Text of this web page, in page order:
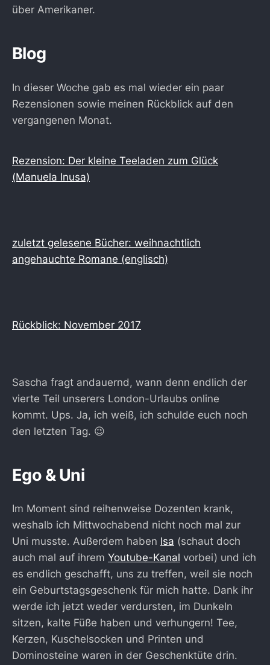
über Amerikaner.
Blog
In dieser Woche gab es mal wieder ein paar
Rezensionen sowie meinen Rückblick auf den
vergangenen Monat.
Rezension: Der kleine Teeladen zum Glück
(Manuela Inusa)
zuletzt gelesene Bücher: weihnachtlich
angehauchte Romane (englisch)
Rückblick: November 2017
Sascha fragt andauernd, wann denn endlich der
vierte Teil unserers London-Urlaubs online
kommt. Ups. Ja, ich weiß, ich schulde euch noch
den letzten Tag. 😉
Ego & Uni
Im Moment sind reihenweise Dozenten krank,
weshalb ich Mittwochabend nicht noch mal zur
Uni musste. Außerdem haben Isa (schaut doch
auch mal auf ihrem Youtube-Kanal vorbei) und ich
es endlich geschafft, uns zu treffen, weil sie noch
ein Geburtstagsgeschenk für mich hatte. Dank ihr
werde ich jetzt weder verdursten, im Dunkeln
sitzen, kalte Füße haben und verhungern! Tee,
Kerzen, Kuschelsocken und Printen und
Dominosteine waren in der Geschenktüte drin.